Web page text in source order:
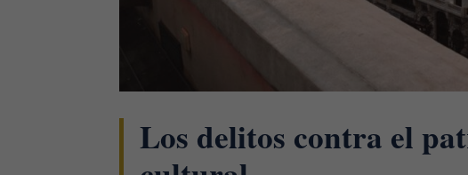
Los delitos contra el